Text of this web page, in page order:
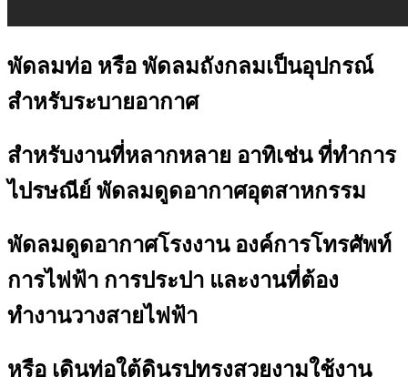
พัดลมท่อ หรือ พัดลมถังกลมเป็นอุปกรณ์
สำหรับระบายอากาศ
สำหรับงานที่หลากหลาย อาทิเช่น ที่ทำการ
ไปรษณีย์ พัดลมดูดอากาศอุตสาหกรรม
พัดลมดูดอากาศโรงงาน องค์การโทรศัพท์
การไฟฟ้า การประปา และงานที่ต้อง
ทำงานวางสายไฟฟ้า
หรือ เดินท่อใต้ดินรูปทรงสวยงามใช้งาน